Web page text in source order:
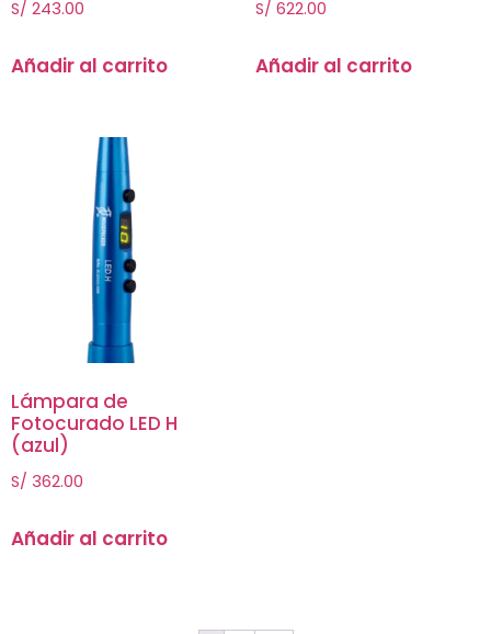
S/ 243.00
Añadir al carrito
S/ 622.00
Añadir al carrito
Lámpara de
Fotocurado LED H
(azul)
S/ 362.00
Añadir al carrito